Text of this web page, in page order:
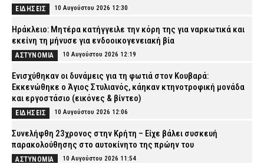
ΕΙΔΗΣΕΙΣ 10 Αυγούστου 2026 12:30
Ηράκλειο: Μητέρα κατήγγειλε την κόρη της για ναρκωτικά και
εκείνη τη μήνυσε για ενδοοικογενειακή βία
ΑΣΤΥΝΟΜΙΑ 10 Αυγούστου 2026 12:19
Ενισχύθηκαν οι δυνάμεις για τη φωτιά στον Κουβαρά:
Εκκενώθηκε ο Άγιος Στυλιανός, κάηκαν κτηνοτροφική μονάδα
και εργοστάσιο (εικόνες & βίντεο)
ΕΙΔΗΣΕΙΣ 10 Αυγούστου 2026 12:06
Συνελήφθη 23χρονος στην Κρήτη – Είχε βάλει συσκευή
παρακολούθησης στο αυτοκίνητο της πρώην του
ΑΣΤΥΝΟΜΙΑ 10 Αυγούστου 2026 11:54